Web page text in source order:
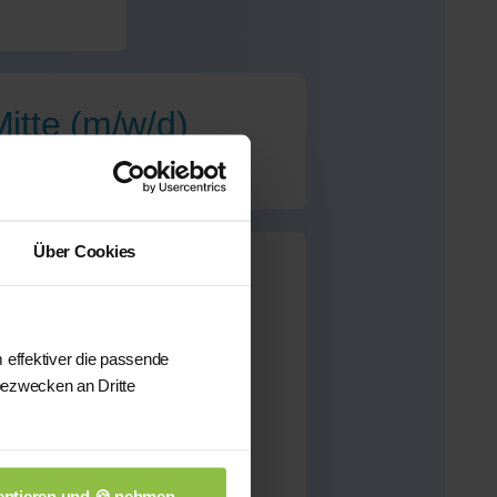
Über Cookies
effektiver die passende
an Dritte
(m/w/d)